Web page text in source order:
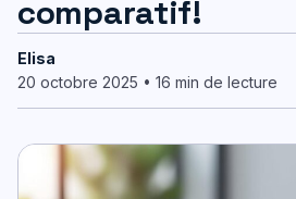
comparatif!
Elisa
20 octobre 2025 • 16 min de lecture